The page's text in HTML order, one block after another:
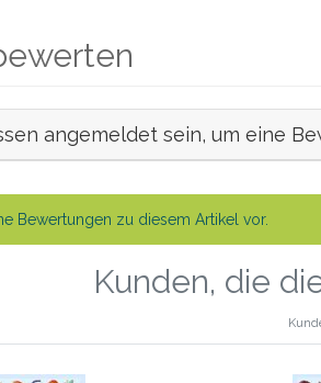
angemeldet sein, um eine
Bewertungen zu diesem Artikel vor.
Kunden, die